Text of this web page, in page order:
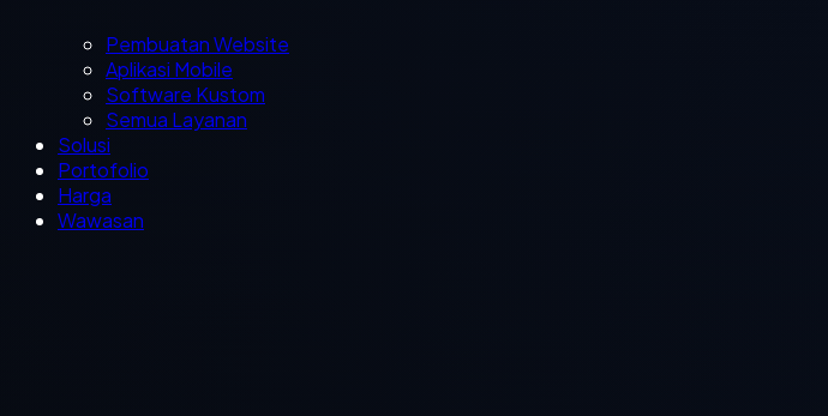
Pembuatan Website
Aplikasi Mobile
Software Kustom
Semua Layanan
Solusi
Portofolio
Harga
Wawasan